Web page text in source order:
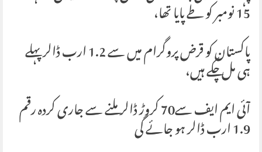
15 نومبر کو طے پایا تھا،
پاکستان کو قرض پروگرام میں سے 1.2 ارب ڈالر پہلے
ہی مل چکے ہیں،
آئی ایم ایف سے70 کروڑ ڈالر ملنے سے جاری کردہ رقم
1.9 ارب ڈالر ہو جائے گی